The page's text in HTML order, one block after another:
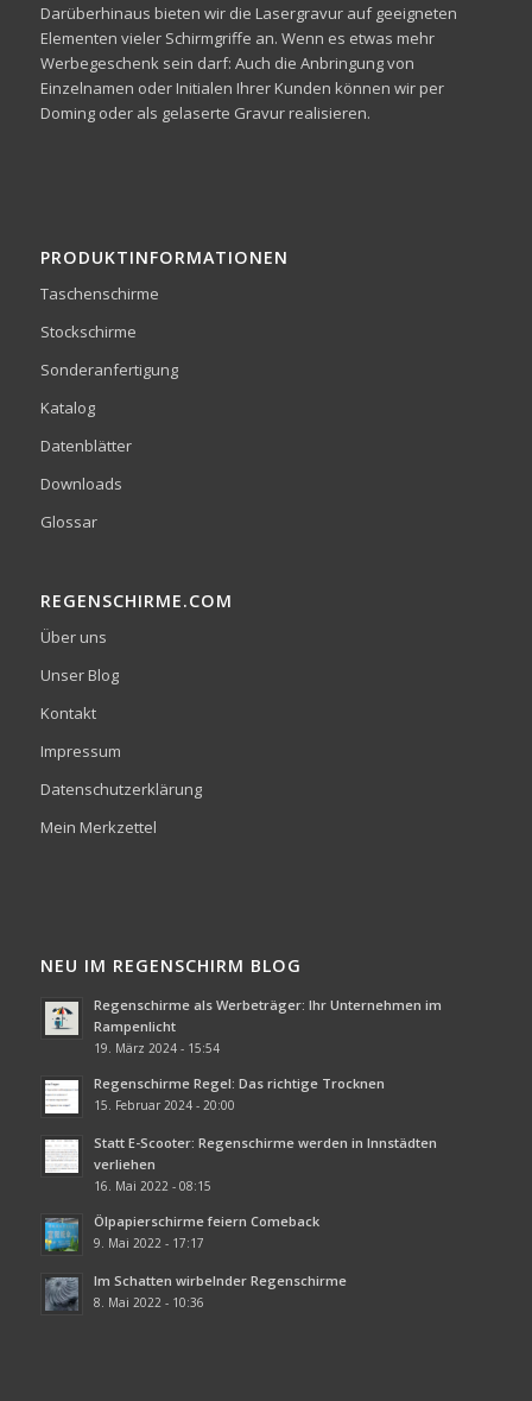
Darüberhinaus bieten wir die Lasergravur auf geeigneten
Elementen vieler Schirmgriffe an. Wenn es etwas mehr
Werbegeschenk sein darf: Auch die Anbringung von
Einzelnamen oder Initialen Ihrer Kunden können wir per
Doming oder als gelaserte Gravur realisieren.
PRODUKTINFORMATIONEN
Taschenschirme
Stockschirme
Sonderanfertigung
Katalog
Datenblätter
Downloads
Glossar
REGENSCHIRME.COM
Über uns
Unser Blog
Kontakt
Impressum
Datenschutzerklärung
Mein Merkzettel
NEU IM REGENSCHIRM BLOG
Regenschirme als Werbeträger: Ihr Unternehmen im
Rampenlicht
19. März 2024 - 15:54
Regenschirme Regel: Das richtige Trocknen
15. Februar 2024 - 20:00
Statt E-Scooter: Regenschirme werden in Innstädten
verliehen
16. Mai 2022 - 08:15
Ölpapierschirme feiern Comeback
9. Mai 2022 - 17:17
Im Schatten wirbelnder Regenschirme
8. Mai 2022 - 10:36